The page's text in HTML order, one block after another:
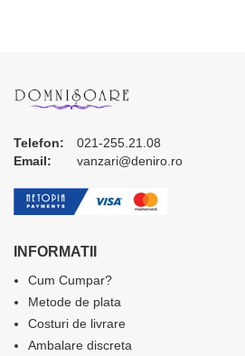
Telefon:
021-255.21.08
Email:
vanzari@deniro.ro
INFORMATII
Cum Cumpar?
Metode de plata
Costuri de livrare
Ambalare discreta